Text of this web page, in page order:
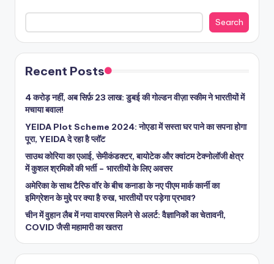
Search
Recent Posts
4 करोड़ नहीं, अब सिर्फ़ 23 लाख: डुबई की गोल्डन वीज़ा स्कीम ने भारतीयों में
मचाया बवाल!
YEIDA Plot Scheme 2024: नोएडा में सस्ता घर पाने का सपना होगा
पूरा, YEIDA दे रहा है प्लॉट
साउथ कोरिया का एआई, सेमीकंडक्टर, बायोटेक और क्वांटम टेक्नोलॉजी क्षेत्र
में कुशल श्रमिकों की भर्ती – भारतीयों के लिए अवसर
अमेरिका के साथ टैरिफ वॉर के बीच कनाडा के नए पीएम मार्क कार्नी का
इमिग्रेशन के मुद्दे पर क्या है रुख, भारतीयों पर पड़ेगा प्रभाव?
चीन में वुहान लैब में नया वायरस मिलने से अलर्ट: वैज्ञानिकों का चेतावनी,
COVID जैसी महामारी का खतरा